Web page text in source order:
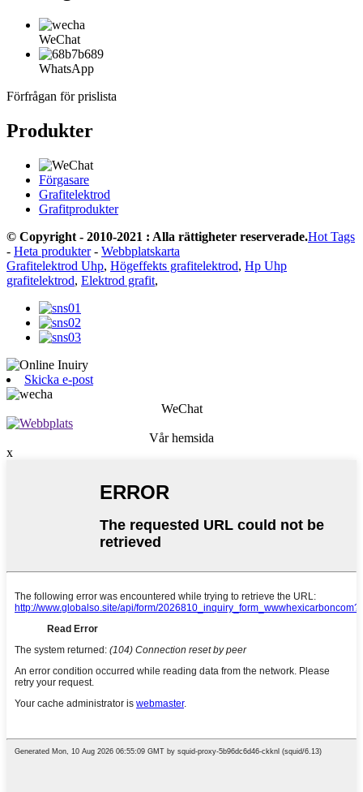
WeChat
WhatsApp
Förfrågan för prislista
Produkter
Förgasare
Grafitelektrod
Grafitprodukter
© Copyright - 2010-2021 : Alla rättigheter reserverade.Hot Tags
- Heta produkter- Webbplatskarta
Grafitelektrod Uhp, Högeffekts grafitelektrod, Hp Uhp
grafitelektrod, Elektrod grafit,
Skicka e-post
WeChat
Vår hemsida
x